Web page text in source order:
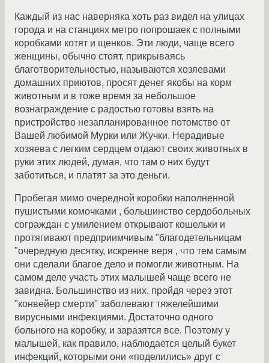
Каждый из нас наверняка хоть раз видел на улицах
города и на станциях метро попрошаек с полными
коробками котят и щенков. Эти люди, чаще всего
женщины, обычно стоят, прикрываясь
благотворительностью, называются хозяевами
домашних приютов, просят денег якобы на корм
животным и в тоже время за небольшое
вознаграждение с радостью готовы взять на
пристройство незапланированное потомство от
Вашей любимой Мурки или Жучки. Нерадивые
хозяева с легким сердцем отдают своих животных в
руки этих людей, думая, что там о них будут
заботиться, и платят за это деньги.
Пробегая мимо очередной коробки наполненной
пушистыми комочками , большинство сердобольных
сограждан с умилением открывают кошельки и
протягивают предприимчивым "благодетельницам
"очередную десятку, искренне веря , что тем самым
они сделали благое дело и помогли животным. На
самом деле участь этих малышей чаще всего не
завидна. Большинство из них, пройдя через этот
"конвейер смерти" заболевают тяжелейшими
вирусными инфекциями. Достаточно одного
больного на коробку, и заразятся все. Поэтому у
малышей, как правило, наблюдается целый букет
инфекций, которыми они «поделились» друг с